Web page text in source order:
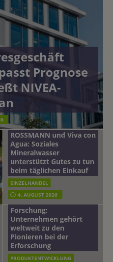
Prognose
NIVEA-
ROSSMANN und Viva con
Agua: Soziales
Mineralwasser
unterstützt Gutes zu tun
beim täglichen Einkauf
EINZELHANDEL
4. AUGUST 2026
Beiersdorf
Hautmikrobiom-
Forschung:
Unternehmen gehört
weltweit zu den
Pionieren bei der
Erforschung
PRODUKTENTWICKLUNG